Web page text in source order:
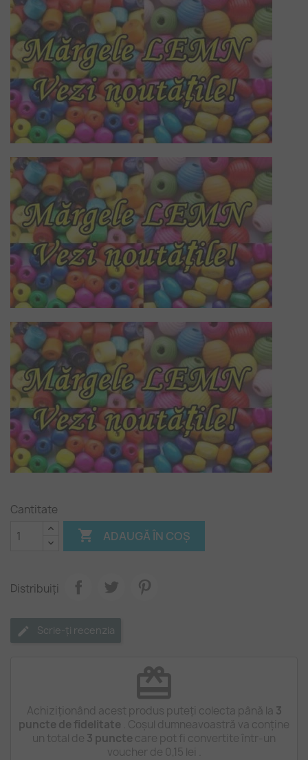
Cantitate
 ADAUGĂ ÎN COȘ
Distribuiți
Scrie-ți recenzia
redeem
Achiziționând acest produs puteți colecta până la 3
puncte de fidelitate . Coșul dumneavoastră va conține
un total de 3 puncte care pot fi convertite într-un
voucher de 0,15 lei